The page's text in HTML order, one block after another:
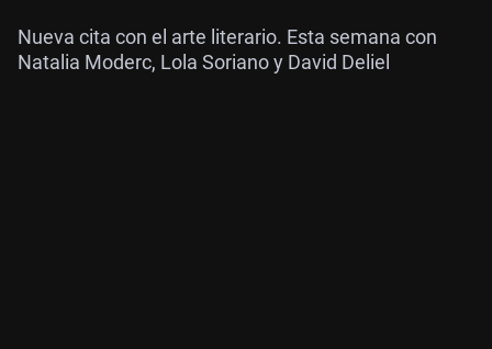
Nueva cita con el arte literario. Esta semana con
Natalia Moderc, Lola Soriano y David Deliel